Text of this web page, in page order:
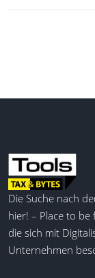
Die Suche nach
hier! – Place to
die sich mit
Unternehmen